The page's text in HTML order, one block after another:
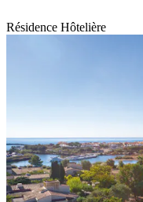
Résidence Hôtelière